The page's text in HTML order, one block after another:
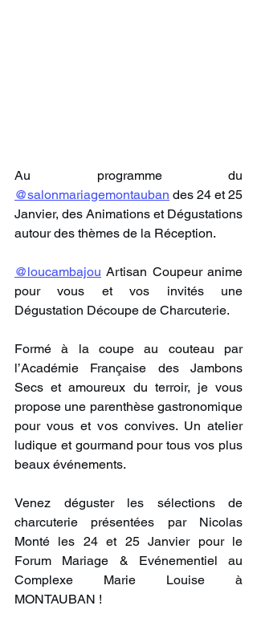
@salonmariagemontauban des 24 et 25
Janvier, des Animations et Dégustations
autour des thèmes de la Réception.
@loucambajou Artisan Coupeur anime
pour vous et vos invités une
Dégustation Découpe de Charcuterie.
Formé à la coupe au couteau par
l’Académie Française des Jambons
Secs et amoureux du terroir, je vous
propose une parenthèse gastronomique
pour vous et vos convives. Un atelier
ludique et gourmand pour tous vos plus
beaux événements.
Venez déguster les sélections de
charcuterie présentées par Nicolas
Monté les 24 et 25 Janvier pour le
Forum Mariage & Evénementiel au
Complexe Marie Louise à
MONTAUBAN !